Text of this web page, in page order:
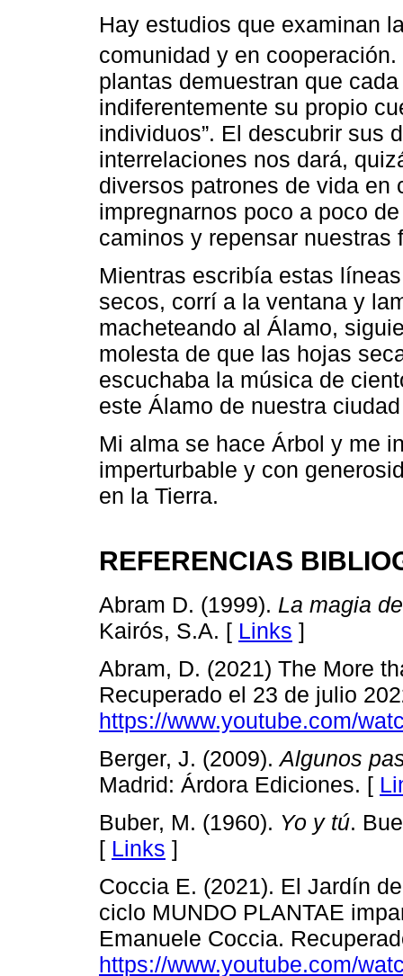
Hay estudios que examinan
comunidad y en cooperación.
plantas demuestran que
indiferentemente su propio
individuos”. El descubrir sus
interrelaciones nos dará,
diversos patrones de vida en
impregnarnos poco a poco
caminos y repensar
Mientras escribía estas
secos, corrí a la ventana y
macheteando al Álamo,
molesta de que las hojas
escuchaba la música de
este Álamo de nuestra
Mi alma se hace Árbol y me
imperturbable y con
en la Tierra.
REFERENCIAS
Abram D. (1999). La magia
Kairós, S.A. [ Links ]
Abram, D. (2021) The More
Recuperado el 23 de julio
https://www.youtube.com/
Berger, J. (2009).Algunos
Madrid: Árdora Ediciones. [
Buber, M. (1960). Yo y tú.
[ Links ]
Coccia E. (2021). El Jardín
ciclo MUNDO PLANTAE
Emanuele Coccia.
https://www.youtube.com/